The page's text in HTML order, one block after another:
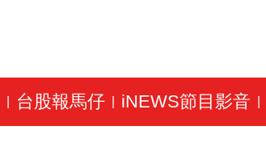
台股報馬仔| iNEWS節目影音